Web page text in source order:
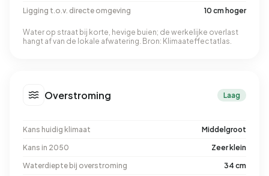
Ligging t.o.v. directe omgeving
10 cm hoger
Water op straat bij korte, hevige buien; de werkelijke overlast
hangt af van de lokale afwatering. Bron: Klimaateffectatlas.
Overstroming Laag
Kans huidig klimaat
Middelgroot
Kans in 2050
Zeer klein
Waterdiepte bij overstroming
34 cm